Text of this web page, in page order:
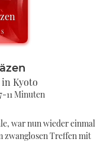
in Kyoto
11 Minuten
war nun wieder einmal
zwanglosen Treffen mit